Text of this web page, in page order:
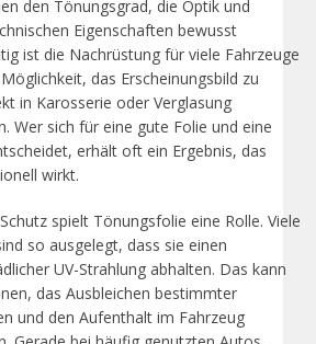
den Tönungsgrad, die Optik und
Eigenschaften bewusst
ist die Nachrüstung für viele Fahrzeuge
das Erscheinungsbild zu
in Karosserie oder Verglasung
Wer sich für eine gute Folie und eine
erhält oft ein Ergebnis, das
wirkt.
spielt Tönungsfolie eine Rolle. Viele
so ausgelegt, dass sie einen
UV-Strahlung abhalten. Das kann
das Ausbleichen bestimmter
und den Aufenthalt im Fahrzeug